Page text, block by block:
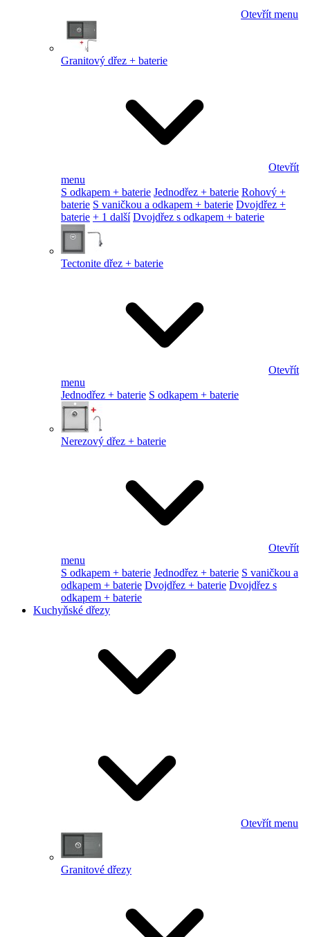
Otevřít menu
Granitový dřez + baterie
Otevřít
menu
S odkapem + baterie Jednodřez + baterie Rohový +
baterie S vaničkou a odkapem + baterie Dvojdřez +
baterie + 1 další Dvojdřez s odkapem + baterie
Tectonite dřez + baterie
Otevřít
menu
Jednodřez + baterie S odkapem + baterie
Nerezový dřez + baterie
Otevřít
menu
S odkapem + baterie Jednodřez + baterie S vaničkou a
odkapem + baterie Dvojdřez + baterie Dvojdřez s
odkapem + baterie
Kuchyňské dřezy
Otevřít menu
Granitové dřezy